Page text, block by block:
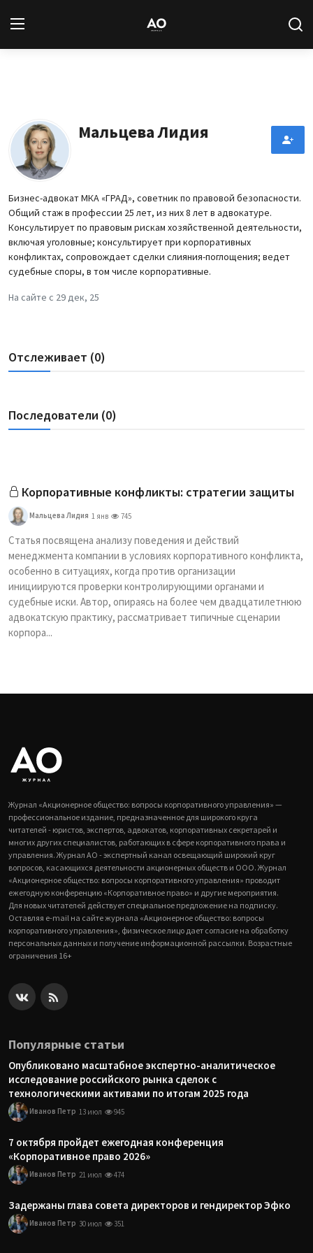
Новости
Статьи
Архив
База знаний
Мальцева Лидия
Бизнес-адвокат МКА «ГРАД», советник по правовой безопасности.
Общий стаж в профессии 25 лет, из них 8 лет в адвокатуре.
Консультирует по правовым рискам хозяйственной деятельности,
включая уголовные; консультирует при корпоративных
конфликтах, сопровождает сделки слияния-поглощения; ведет
судебные споры, в том числе корпоративные.
На сайте с 29 дек, 25
Отслеживает (0)
Последователи (0)
Корпоративные конфликты: стратегии защиты
Мальцева Лидия 1 янв 745
Статья посвящена анализу поведения и действий
менеджмента компании в условиях корпоративного конфликта,
особенно в ситуациях, когда против организации
инициируются проверки контролирующими органами и
судебные иски. Автор, опираясь на более чем двадцатилетнюю
адвокатскую практику, рассматривает типичные сценарии
корпора...
Журнал «Акционерное общество: вопросы корпоративного управления» —
профессиональное издание, предназначенное для широкого круга
читателей - юристов, экспертов, адвокатов, корпоративных секретарей и
многих других специалистов, работающих в сфере корпоративного права и
управления. Журнал АО - экспертный канал освещающий широкий круг
вопросов, касающихся деятельности акционерных обществ и ООО. Журнал
«Акционерное общество: вопросы корпоративного управления» проводит
ежегодную конференцию «Корпоративное право» и другие мероприятия.
Для новых читателей действует специальное предложение на подписку.
Оставляя e-mail на сайте журнала «Акционерное общество: вопросы
корпоративного управления», физическое лицо дает согласие на обработку
персональных данных и получение информационной рассылки. Возрастные
ограничения 16+
Популярные статьи
Опубликовано масштабное экспертно-аналитическое
исследование российского рынка сделок с
технологическими активами по итогам 2025 года
Иванов Петр 13 июл 945
7 октября пройдет ежегодная конференция
«Корпоративное право 2026»
Иванов Петр 21 июл 474
Задержаны глава совета директоров и гендиректор Эфко
Иванов Петр 30 июл 351